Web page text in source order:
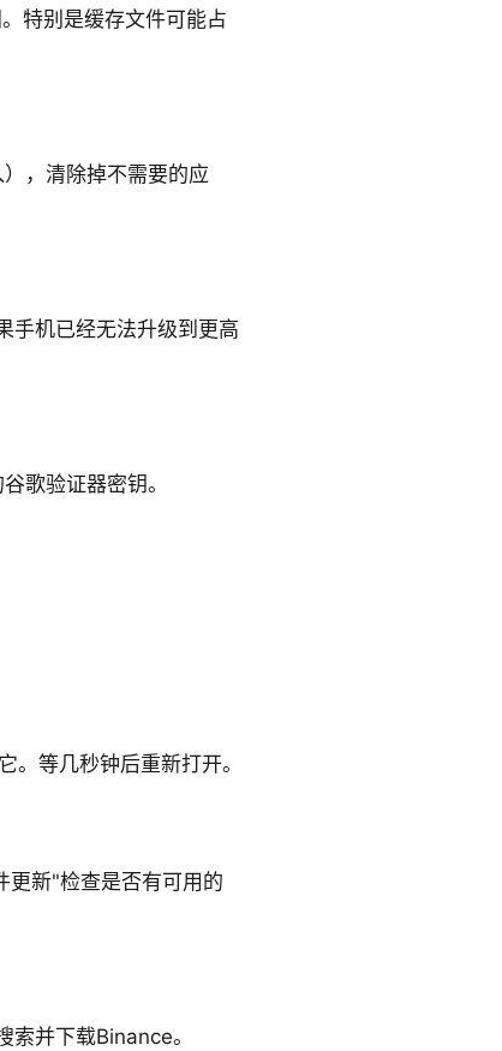
特别是缓存文件可能占
，清除掉不需要的应
机已经无法升级到更高
歌验证器密钥。
等几秒钟后重新打开。
新"检查是否有可用的
并下载Binance。